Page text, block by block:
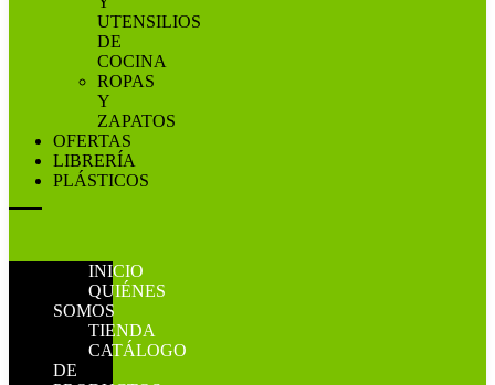
UTENSILIOS
DE
COCINA
ROPAS
Y
ZAPATOS
OFERTAS
LIBRERÍA
PLÁSTICOS
INICIO
QUIÉNES
SOMOS
TIENDA
CATÁLOGO
DE